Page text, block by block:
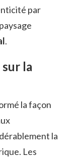
par
.
la
la façon
la
Les